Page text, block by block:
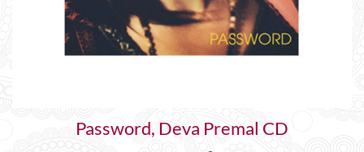
Password, Deva Premal CD